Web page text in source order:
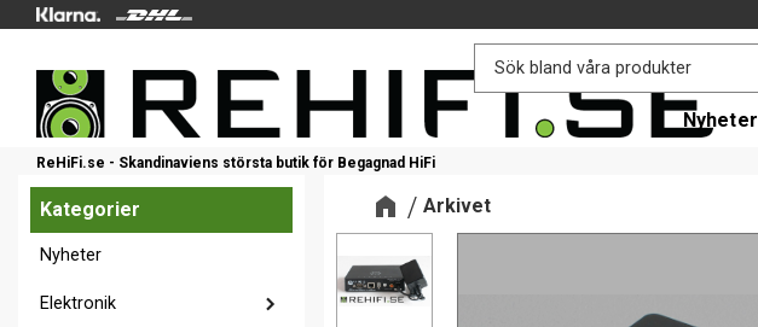
ReHiFi.se - Skandinaviens största butik för Begagnad HiFi
Nyheter
Arkivet
Kategorier
Nyheter
Elektronik